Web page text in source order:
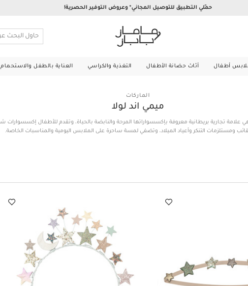
حمّلي التطبيق للتوصيل المجاني* وعروض التوفير الحصرية!
أطفال أثاث حضانة الأطفال التغذية والكراسي العناية بالطفل والاستحمام
الماركات
ميمي اند لولا
هي علامة تجارية بريطانية معروفة بإكسسواراتها المرحة والنابضة بالحياة، وتقدم للأطفال إكسسوارات
ومستلزمات التنكر وأعياد الميلاد، وتضفي لمسة ساحرة على الملابس اليومية والمناسبات الخاصة.